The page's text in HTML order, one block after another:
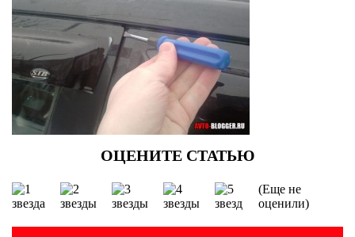
(Еще не
оценили)